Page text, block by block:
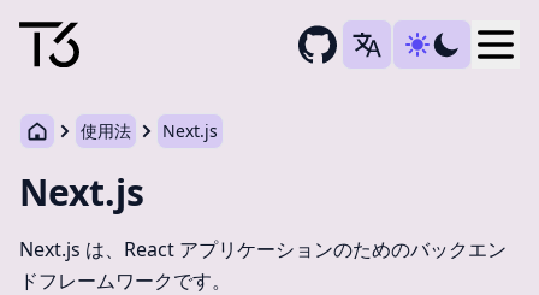
使用法 Next.js
Next.js
Next.js は、React アプリケーションのためのバックエン
ドフレームワークです。